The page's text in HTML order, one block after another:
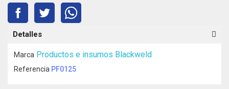
Detalles
Marca Productos e insumos Blackweld
Referencia PF0125